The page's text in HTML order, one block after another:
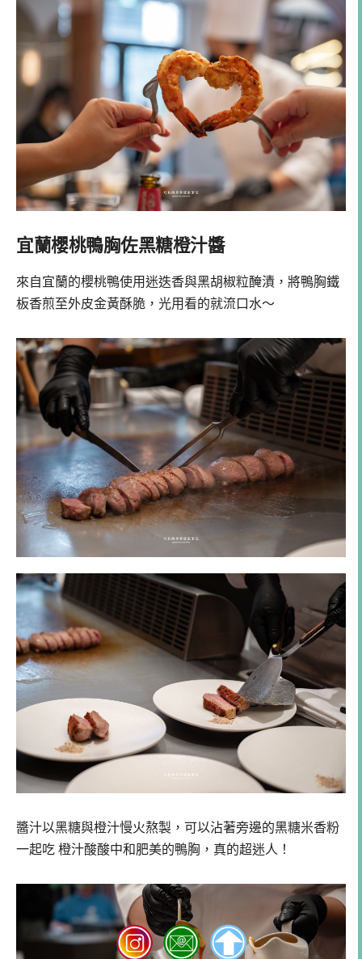
宜蘭櫻桃鴨胸佐黑糖橙汁醬
來自宜蘭的櫻桃鴨使用迷迭香與黑胡椒粒醃漬，將鴨胸鐵
板香煎至外皮金黃酥脆，光用看的就流口水～
醬汁以黑糖與橙汁慢火熬製，可以沾著旁邊的黑糖米香粉
一起吃 橙汁酸酸中和肥美的鴨胸，真的超迷人！